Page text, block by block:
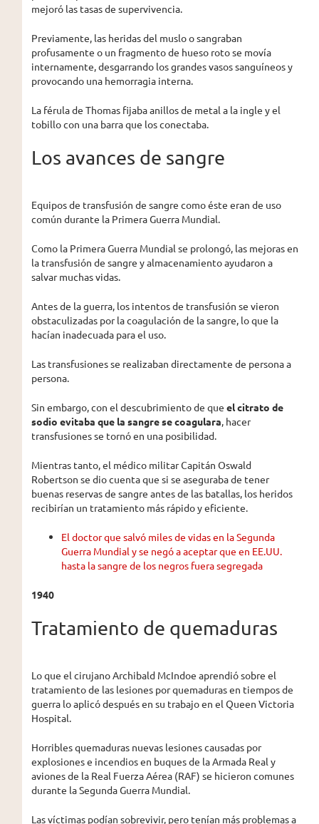
mejoró las tasas de supervivencia.
Previamente, las heridas del muslo o sangraban
profusamente o un fragmento de hueso roto se movía
internamente, desgarrando los grandes vasos sanguíneos y
provocando una hemorragia interna.
La férula de Thomas fijaba anillos de metal a la ingle y el
tobillo con una barra que los conectaba.
Los avances de sangre
Equipos de transfusión de sangre como éste eran de uso
común durante la Primera Guerra Mundial.
Como la Primera Guerra Mundial se prolongó, las mejoras en
la transfusión de sangre y almacenamiento ayudaron a
salvar muchas vidas.
Antes de la guerra, los intentos de transfusión se vieron
obstaculizadas por la coagulación de la sangre, lo que la
hacían inadecuada para el uso.
Las transfusiones se realizaban directamente de persona a
persona.
Sin embargo, con el descubrimiento de que el citrato de
sodio evitaba que la sangre se coagulara, hacer
transfusiones se tornó en una posibilidad.
Mientras tanto, el médico militar Capitán Oswald
Robertson se dio cuenta que si se aseguraba de tener
buenas reservas de sangre antes de las batallas, los heridos
recibirían un tratamiento más rápido y eficiente.
El doctor que salvó miles de vidas en la Segunda
Guerra Mundial y se negó a aceptar que en EE.UU.
hasta la sangre de los negros fuera segregada
1940
Tratamiento de quemaduras
Lo que el cirujano Archibald McIndoe aprendió sobre el
tratamiento de las lesiones por quemaduras en tiempos de
guerra lo aplicó después en su trabajo en el Queen Victoria
Hospital.
Horribles quemaduras nuevas lesiones causadas por
explosiones e incendios en buques de la Armada Real y
aviones de la Real Fuerza Aérea (RAF) se hicieron comunes
durante la Segunda Guerra Mundial.
Las víctimas podían sobrevivir, pero tenían más problemas a